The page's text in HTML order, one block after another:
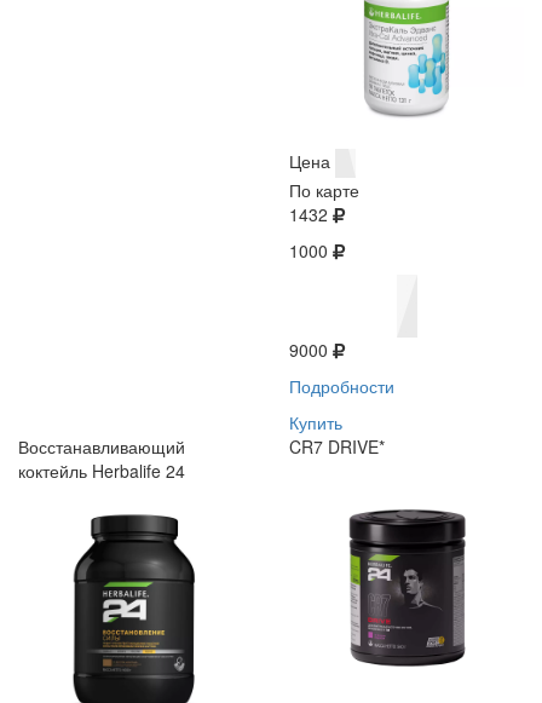
Цена
По карте
1432
1000
9000
Подробности
Купить
Восстанавливающий
коктейль Herbalife 24
CR7 DRIVE*